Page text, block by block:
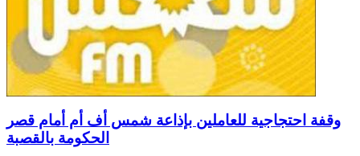
وقفة احتجاجية للعاملين بإذاعة شمس أف أم أمام قصر
الحكومة بالقصبة